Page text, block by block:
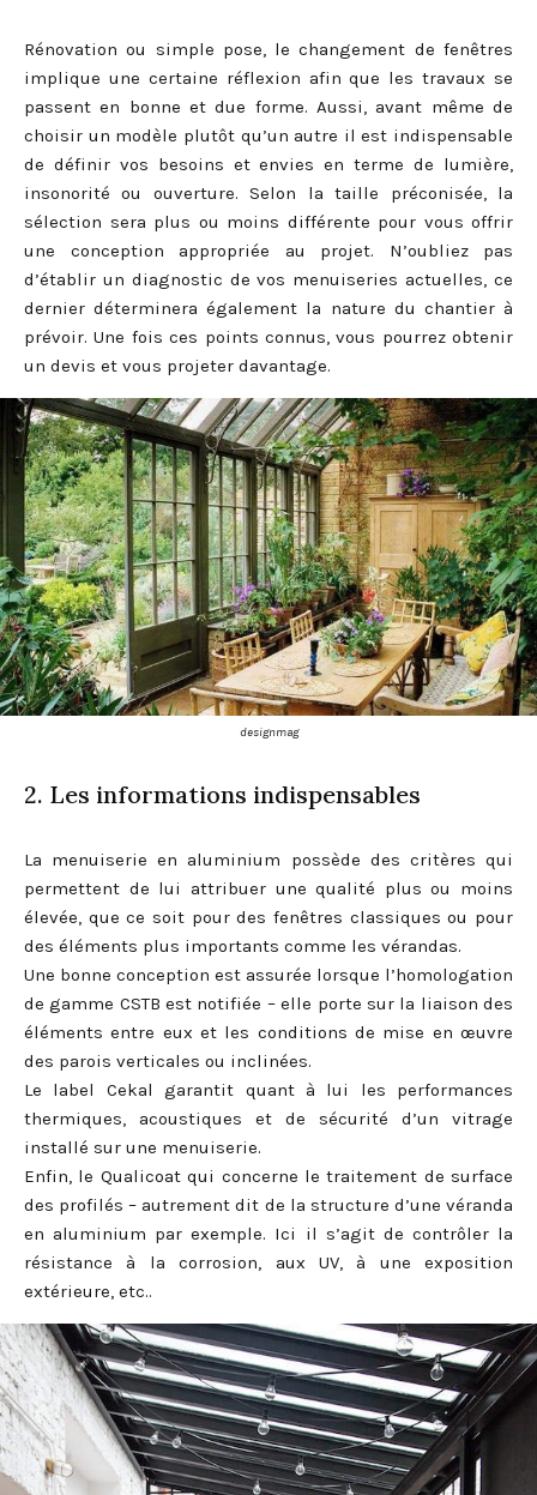
Rénovation ou simple pose, le changement de fenêtres
implique une certaine réflexion afin que les travaux se
passent en bonne et due forme. Aussi, avant même de
choisir un modèle plutôt qu’un autre il est indispensable
de définir vos besoins et envies en terme de lumière,
insonorité ou ouverture. Selon la taille préconisée, la
sélection sera plus ou moins différente pour vous offrir
une conception appropriée au projet. N’oubliez pas
d’établir un diagnostic de vos menuiseries actuelles, ce
dernier déterminera également la nature du chantier à
prévoir. Une fois ces points connus, vous pourrez obtenir
un devis et vous projeter davantage.
designmag
2. Les informations indispensables
La menuiserie en aluminium possède des critères qui
permettent de lui attribuer une qualité plus ou moins
élevée, que ce soit pour des fenêtres classiques ou pour
des éléments plus importants comme les vérandas.
Une bonne conception est assurée lorsque l’homologation
de gamme CSTB est notifiée – elle porte sur la liaison des
éléments entre eux et les conditions de mise en œuvre
des parois verticales ou inclinées.
Le label Cekal garantit quant à lui les performances
thermiques, acoustiques et de sécurité d’un vitrage
installé sur une menuiserie.
Enfin, le Qualicoat qui concerne le traitement de surface
des profilés – autrement dit de la structure d’une véranda
en aluminium par exemple. Ici il s’agit de contrôler la
résistance à la corrosion, aux UV, à une exposition
extérieure, etc..